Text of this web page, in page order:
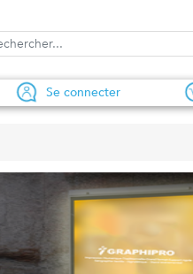
Se connecter